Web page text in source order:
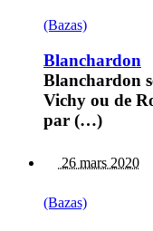
(Bazas)
Blanchardon
Blanchardon
Vichy ou de
par (…)
26 mars 2020
(Bazas)